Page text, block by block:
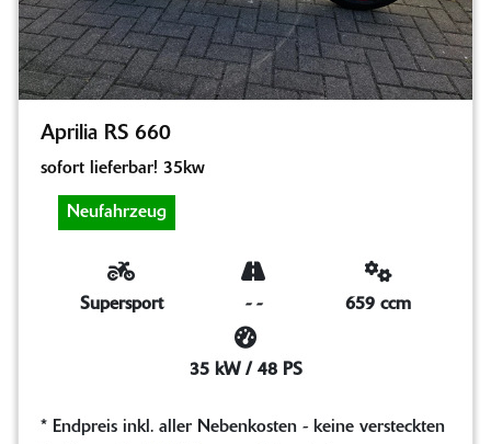
Aprilia RS 660
sofort lieferbar! 35kw
Neufahrzeug
Supersport - - 659 ccm
35 kW / 48 PS
* Endpreis inkl. aller Nebenkosten - keine versteckten